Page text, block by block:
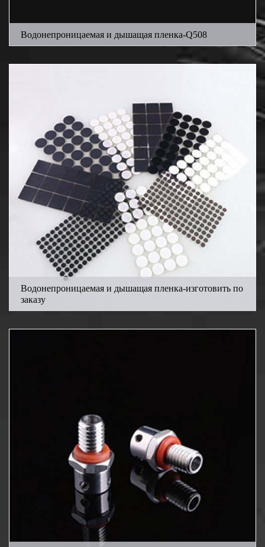
Водонепроницаемая и дышащая пленка-Q508
Водонепроницаемая и дышащая пленка-изготовить по
заказу